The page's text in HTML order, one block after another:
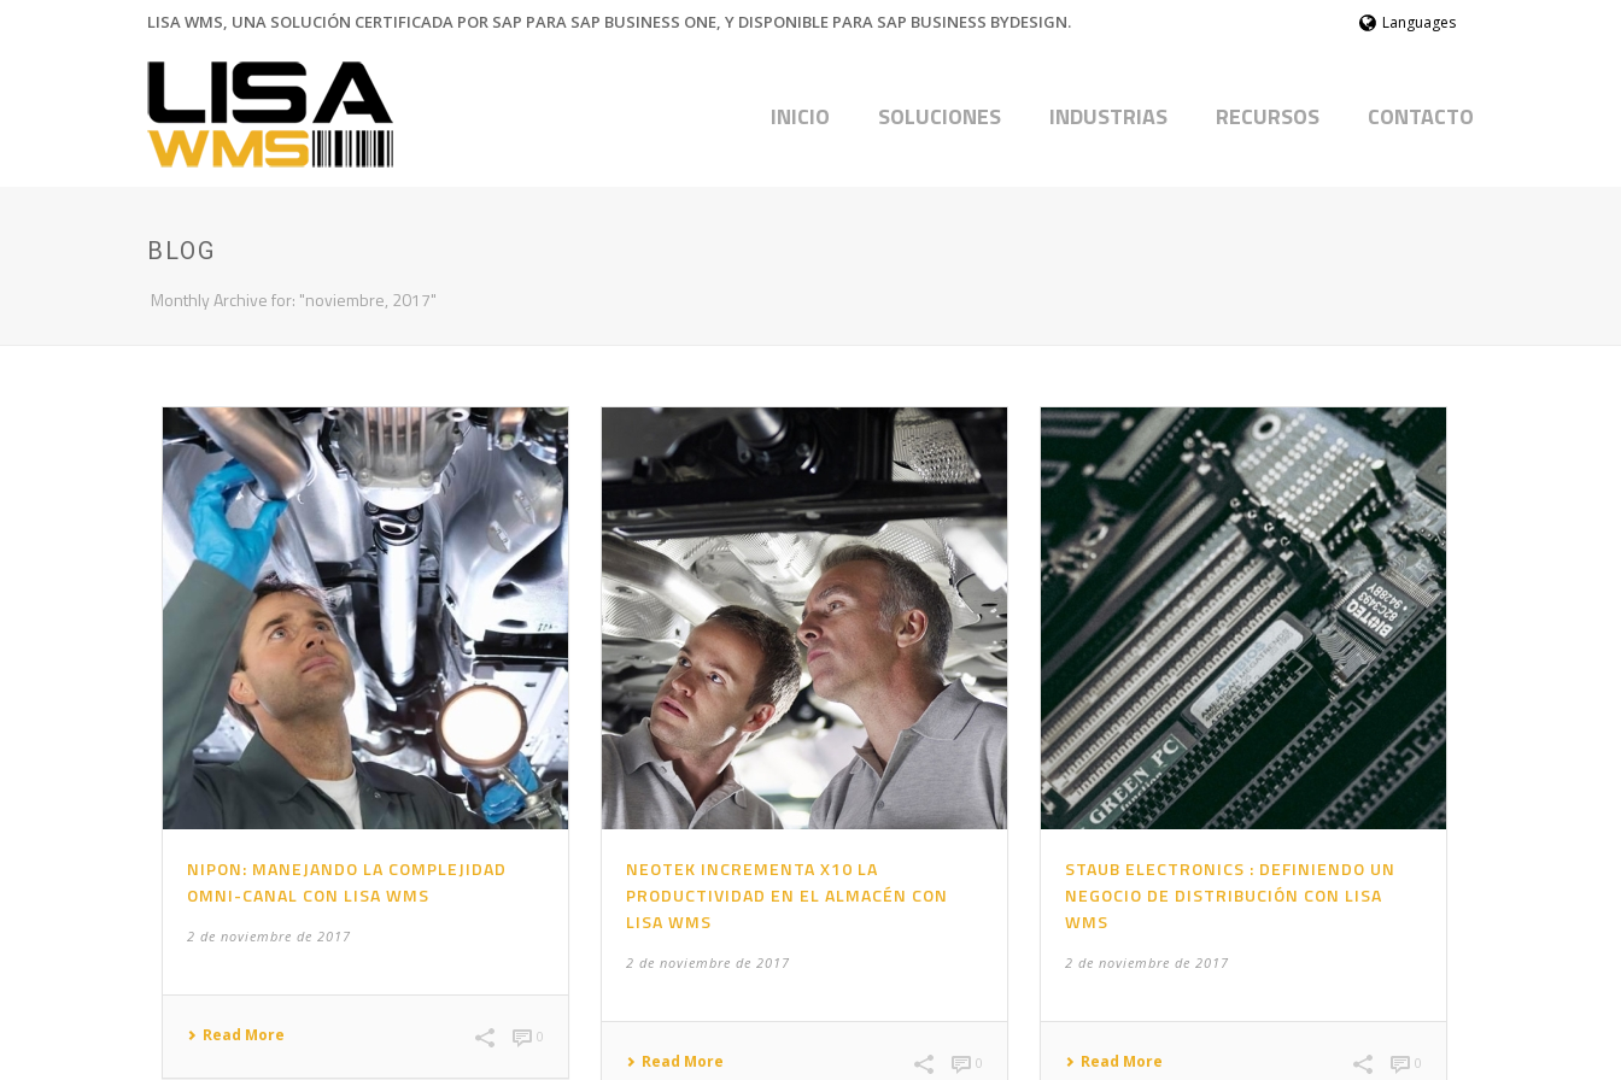
LISA WMS, UNA SOLUCIÓN CERTIFICADA POR SAP PARA SAP BUSINESS ONE, Y DISPONIBLE PARA SAP BUSINESS BYDESIGN. Languages
INICIO SOLUCIONES INDUSTRIAS RECURSOS CONTACTO
BLOG
Monthly Archive for: "noviembre, 2017"
NIPON: MANEJANDO LA COMPLEJIDAD
OMNI-CANAL CON LISA WMS
2 de noviembre de 2017
Read More 0
NEOTEK INCREMENTA X10 LA
PRODUCTIVIDAD EN EL ALMACÉN CON
LISA WMS
2 de noviembre de 2017
Read More 0
STAUB ELECTRONICS : DEFINIENDO UN
NEGOCIO DE DISTRIBUCIÓN CON LISA
WMS
2 de noviembre de 2017
Read More 0